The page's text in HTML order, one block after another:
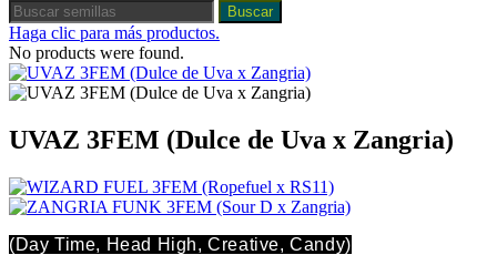
Buscar
Haga clic para más productos.
No products were found.
UVAZ 3FEM (Dulce de Uva x Zangria)
(Day Time, Head High, Creative, Candy)